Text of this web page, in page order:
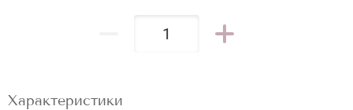
Характеристики
НАПИСАТЬ ОТЗЫВ